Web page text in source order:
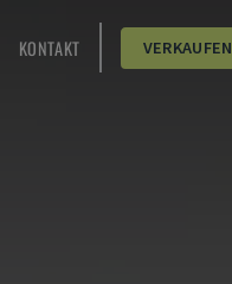
KONTAKT VERKAUFEN